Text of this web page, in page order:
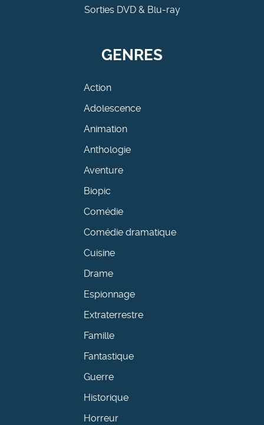
Sorties DVD & Blu-ray
GENRES
Action
Adolescence
Animation
Anthologie
Aventure
Biopic
Comédie
Comédie dramatique
Cuisine
Drame
Espionnage
Extraterrestre
Famille
Fantastique
Guerre
Historique
Horreur